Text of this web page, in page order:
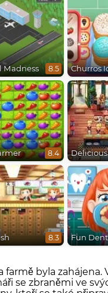
Madness 8.5 Churros
8.4
8.3 Fun
farmě byla zahájena.
se zbraněmi ve